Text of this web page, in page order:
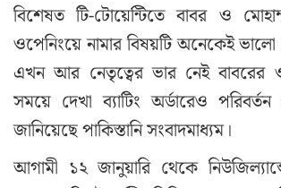
বিশেষত টি-টোয়েন্টিতে বাবর ও
ওপেনিংয়ে নামার বিষয়টি অনেকেই
এখন আর নেতৃত্বের ভার নেই
সময়ে দেখা ব্যাটিং অর্ডারেও
জানিয়েছে পাকিস্তানি সংবাদমাধ্যম।
আগামী ১২ জানুয়ারি থেকে